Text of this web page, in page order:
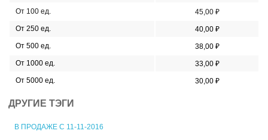
От 100 ед.
45,00 ₽
От 250 ед.
40,00 ₽
От 500 ед.
38,00 ₽
От 1000 ед.
33,00 ₽
От 5000 ед.
30,00 ₽
ДРУГИЕ ТЭГИ
В ПРОДАЖЕ С 11-11-2016